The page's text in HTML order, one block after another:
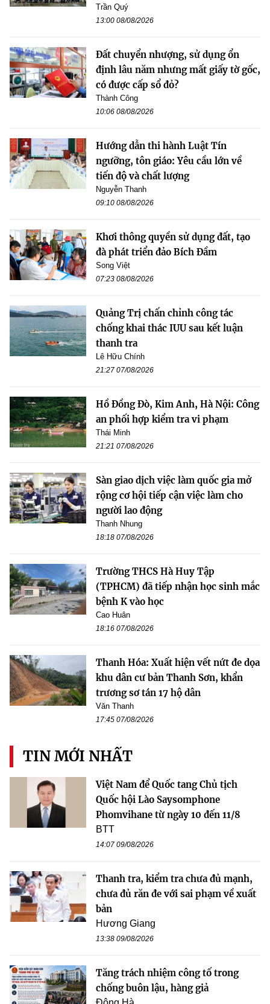
Trần Quý
13:00 08/08/2026
Đất chuyển nhượng, sử dụng ổn
định lâu năm nhưng mất giấy tờ gốc,
có được cấp sổ đỏ?
Thành Công
10:06 08/08/2026
Hướng dẫn thi hành Luật Tín
ngưỡng, tôn giáo: Yêu cầu lớn về
tiến độ và chất lượng
Nguyễn Thanh
09:10 08/08/2026
Khơi thông quyền sử dụng đất, tạo
đà phát triển đảo Bích Đầm
Song Việt
07:23 08/08/2026
Quảng Trị chấn chỉnh công tác
chống khai thác IUU sau kết luận
thanh tra
Lê Hữu Chính
21:27 07/08/2026
Hồ Đồng Đò, Kim Anh, Hà Nội: Công
an phối hợp kiểm tra vi phạm
Thái Minh
21:21 07/08/2026
Sàn giao dịch việc làm quốc gia mở
rộng cơ hội tiếp cận việc làm cho
người lao động
Thanh Nhung
18:18 07/08/2026
Trường THCS Hà Huy Tập
(TPHCM) đã tiếp nhận học sinh mắc
bệnh K vào học
Cao Huân
18:16 07/08/2026
Thanh Hóa: Xuất hiện vết nứt đe dọa
khu dân cư bản Thanh Sơn, khẩn
trương sơ tán 17 hộ dân
Văn Thanh
17:45 07/08/2026
TIN MỚI NHẤT
Việt Nam để Quốc tang Chủ tịch
Quốc hội Lào Saysomphone
Phomvihane từ ngày 10 đến 11/8
BTT
14:07 09/08/2026
Thanh tra, kiểm tra chưa đủ mạnh,
chưa đủ răn đe với sai phạm về xuất
bản
Hương Giang
13:38 09/08/2026
Tăng trách nhiệm công tố trong
chống buôn lậu, hàng giả